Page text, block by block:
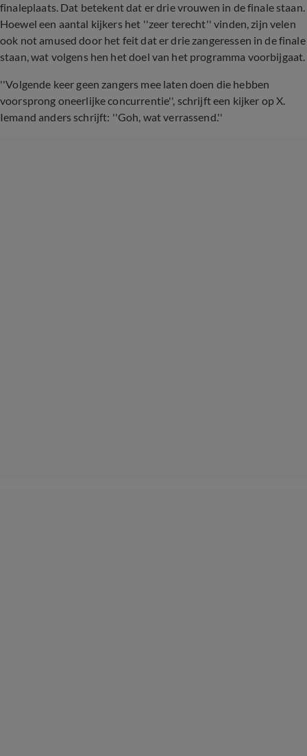
finaleplaats. Dat betekent dat er drie vrouwen in de finale staan.
Hoewel een aantal kijkers het ''zeer terecht'' vinden, zijn velen
ook not amused door het feit dat er drie zangeressen in de finale
staan, wat volgens hen het doel van het programma voorbijgaat.
''Volgende keer geen zangers mee laten doen die hebben
voorsprong oneerlijke concurrentie'', schrijft een kijker op X.
Iemand anders schrijft: ''Goh, wat verrassend.''